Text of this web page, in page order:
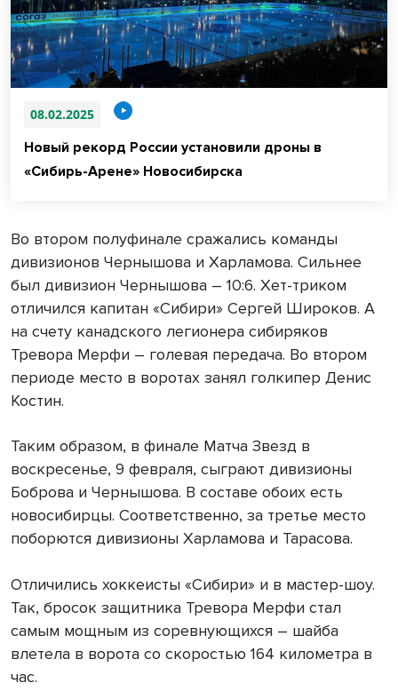
08.02.2025
Новый рекорд России установили дроны в
«Сибирь-Арене» Новосибирска
Во втором полуфинале сражались команды
дивизионов Чернышова и Харламова. Сильнее
был дивизион Чернышова – 10:6. Хет-триком
отличился капитан «Сибири» Сергей Широков. А
на счету канадского легионера сибиряков
Тревора Мерфи – голевая передача. Во втором
периоде место в воротах занял голкипер Денис
Костин.
Таким образом, в финале Матча Звезд в
воскресенье, 9 февраля, сыграют дивизионы
Боброва и Чернышова. В составе обоих есть
новосибирцы. Соответственно, за третье место
поборются дивизионы Харламова и Тарасова.
Отличились хоккеисты «Сибири» и в мастер-шоу.
Так, бросок защитника Тревора Мерфи стал
самым мощным из соревнующихся – шайба
влетела в ворота со скоростью 164 километра в
час.